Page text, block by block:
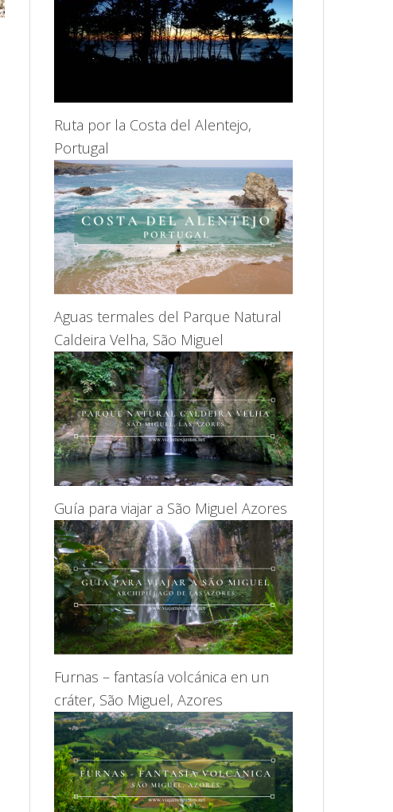
Ruta por la Costa del Alentejo,
Portugal
Aguas termales del Parque Natural
Caldeira Velha, São Miguel
Guía para viajar a São Miguel Azores
Furnas – fantasía volcánica en un
cráter, São Miguel, Azores